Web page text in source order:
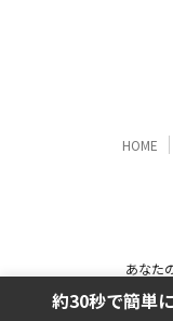
HOME
あなた
約30秒で簡単